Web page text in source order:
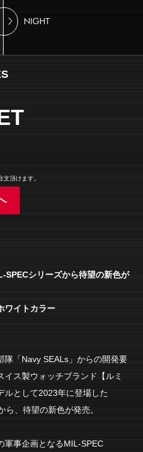
頂けます。
SPECシリーズから待望の新色が
ワイトカラー
隊「Navy SEALs」からの開発要
ス製ウォッチブランド【ルミ
ルとして2023年に登場した
ら、待望の新色が発売。
軍事企画となるMIL-SPEC